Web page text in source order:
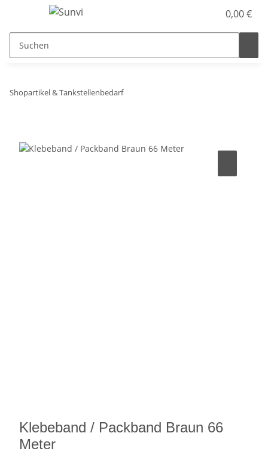
0,00 €
Shopartikel & Tankstellenbedarf
Klebeband / Packband Braun 66
Meter